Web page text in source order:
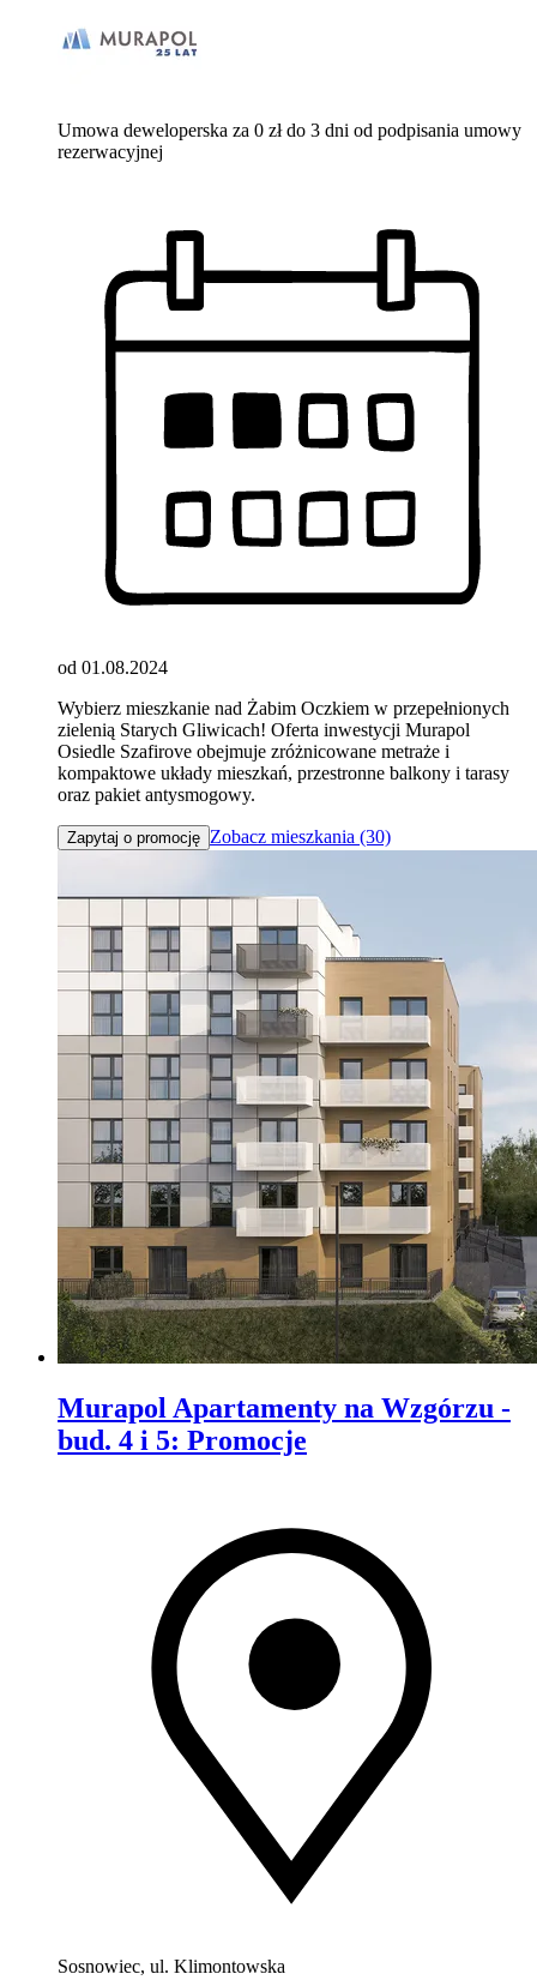
Umowa deweloperska za 0 zł do 3 dni od podpisania umowy
rezerwacyjnej
od 01.08.2024
Wybierz mieszkanie nad Żabim Oczkiem w przepełnionych
zielenią Starych Gliwicach! Oferta inwestycji Murapol
Osiedle Szafirove obejmuje zróżnicowane metraże i
kompaktowe układy mieszkań, przestronne balkony i tarasy
oraz pakiet antysmogowy.
Zapytaj o promocję Zobacz mieszkania (30)
Murapol Apartamenty na Wzgórzu -
bud. 4 i 5: Promocje
Sosnowiec, ul. Klimontowska